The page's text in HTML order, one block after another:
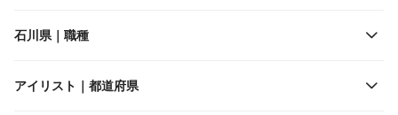
石川県｜職種
アイリスト｜都道府県